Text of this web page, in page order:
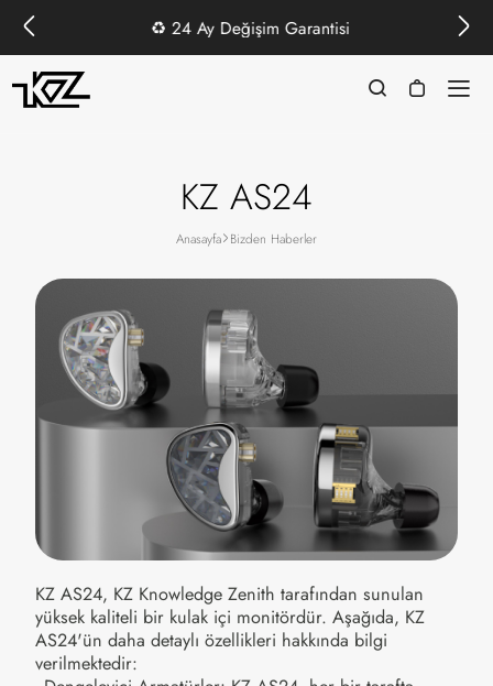
♻️ 24 Ay Değişim Garantisi
KZ AS24
Anasayfa Bizden Haberler
KZ AS24, KZ Knowledge Zenith tarafından sunulan
yüksek kaliteli bir kulak içi monitördür. Aşağıda, KZ
AS24'ün daha detaylı özellikleri hakkında bilgi
verilmektedir: